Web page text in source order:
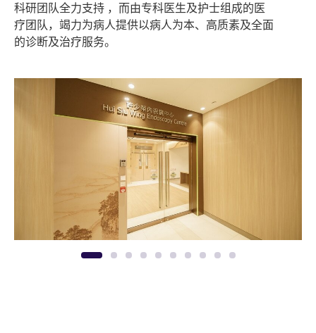
科研团队全力支持 ，而由专科医生及护士组成的医
疗团队，竭力为病人提供以病人为本、高质素及全面
的诊断及治疗服务。
1 2 3 4 5 6 7 8 9 10